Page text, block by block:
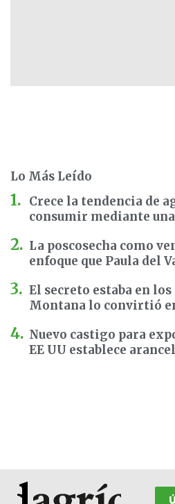
Lo Más Leído
Crece la tendencia de
consumir mediante
La poscosecha como
enfoque que Paula del
El secreto estaba en los
Montana lo convirtió
Nuevo castigo para
EE UU establece